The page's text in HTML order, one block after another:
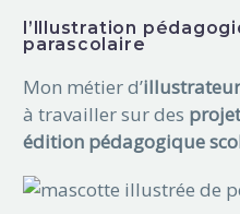
l’Illustration
parascolaire
Mon métier d’illustrateur
à travailler sur des
édition pédagogique